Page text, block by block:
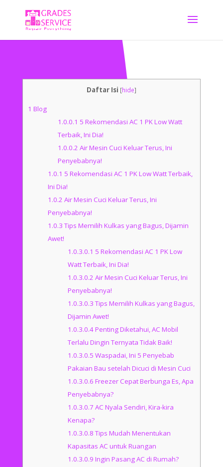
Daftar Isi [hide]
1 Blog
1.0.0.1 5 Rekomendasi AC 1 PK Low Watt
Terbaik, Ini Dia!
1.0.0.2 Air Mesin Cuci Keluar Terus, Ini
Penyebabnya!
1.0.1 5 Rekomendasi AC 1 PK Low Watt Terbaik,
Ini Dia!
1.0.2 Air Mesin Cuci Keluar Terus, Ini
Penyebabnya!
1.0.3Tips Memilih Kulkas yang Bagus, Dijamin
Awet!
1.0.3.0.1 5 Rekomendasi AC 1 PK Low
Watt Terbaik, Ini Dia!
1.0.3.0.2 Air Mesin Cuci Keluar Terus, Ini
Penyebabnya!
1.0.3.0.3Tips Memilih Kulkas yang Bagus,
Dijamin Awet!
1.0.3.0.4Penting Diketahui, AC Mobil
Terlalu Dingin Ternyata Tidak Baik!
1.0.3.0.5 Waspadai, Ini 5 Penyebab
Pakaian Bau setelah Dicuci di Mesin Cuci
1.0.3.0.6 Freezer Cepat Berbunga Es, Apa
Penyebabnya?
1.0.3.0.7 AC Nyala Sendiri, Kira-kira
Kenapa?
1.0.3.0.8Tips Mudah Menentukan
Kapasitas AC untuk Ruangan
1.0.3.0.9 Ingin Pasang AC di Rumah?